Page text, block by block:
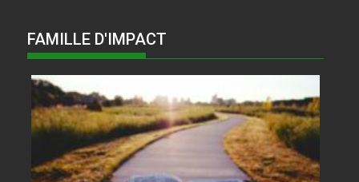
FAMILLE D'IMPACT